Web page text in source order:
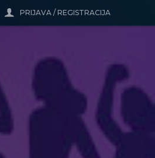
PRIJAVA / REGISTRACIJA